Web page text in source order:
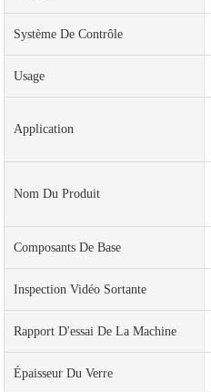
Système De Contrôle
Usage
Application
Nom Du Produit
Composants De Base
Inspection Vidéo Sortante
Rapport D'essai De La Machine
Épaisseur Du Verre